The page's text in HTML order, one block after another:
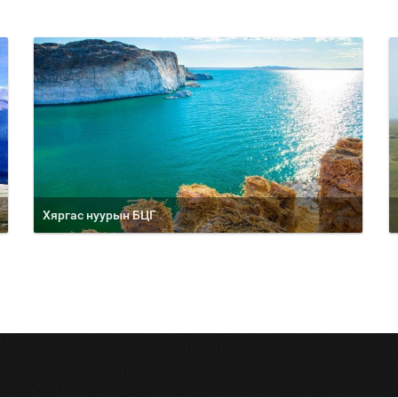
Хяргас нуурын БЦГ